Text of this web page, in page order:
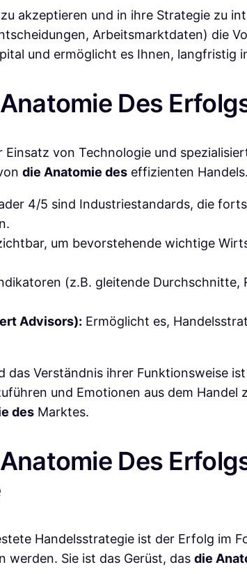
akzeptieren und in ihre Strategie zu
Arbeitsmarktdaten) die
und ermöglicht es Ihnen, langfristig
Des
von Technologie und
die Anatomie des effizienten Handels.
4/5 sind Industriestandards, die
um bevorstehende wichtige
(z.B. gleitende Durchschnitte,
Advisors): Ermöglicht es,
das Verständnis ihrer Funktionsweise
und Emotionen aus dem
des Marktes.
Des
Handelsstrategie ist der Erfolg im
werden. Sie ist das Gerüst, das die